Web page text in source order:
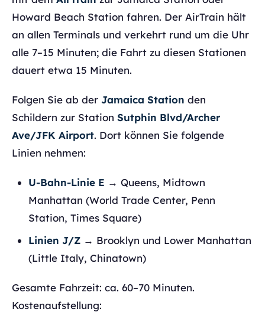
Howard Beach Station fahren. Der AirTrain hält
an allen Terminals und verkehrt rund um die Uhr
alle 7–15 Minuten; die Fahrt zu diesen Stationen
dauert etwa 15 Minuten.
Folgen Sie ab der Jamaica Station den
Schildern zur Station Sutphin Blvd/Archer
Ave/JFK Airport. Dort können Sie folgende
Linien nehmen:
U-Bahn-Linie E → Queens, Midtown
Manhattan (World Trade Center, Penn
Station, Times Square)
Linien J/Z → Brooklyn und Lower Manhattan
(Little Italy, Chinatown)
Gesamte Fahrzeit: ca. 60–70 Minuten.
Kostenaufstellung: